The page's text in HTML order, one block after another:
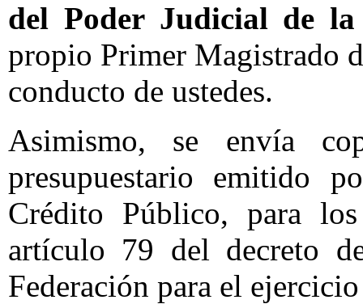
del Poder Judicial de
propio Primer Magistrado
conducto de ustedes.
Asimismo, se envía
presupuestario emitido
Crédito Público, para
artículo 79 del decreto
Federación para el